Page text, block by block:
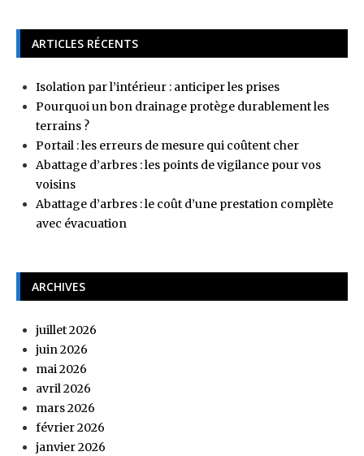
ARTICLES RÉCENTS
Isolation par l’intérieur : anticiper les prises
Pourquoi un bon drainage protège durablement les
terrains ?
Portail : les erreurs de mesure qui coûtent cher
Abattage d’arbres : les points de vigilance pour vos
voisins
Abattage d’arbres : le coût d’une prestation complète
avec évacuation
ARCHIVES
juillet 2026
juin 2026
mai 2026
avril 2026
mars 2026
février 2026
janvier 2026